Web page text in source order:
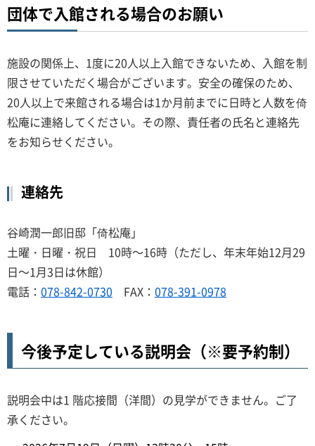
団体で入館される場合のお願い
施設の関係上、1度に20人以上入館できないため、入館を制
限させていただく場合がございます。安全の確保のため、
20人以上で来館される場合は1か月前までに日時と人数を倚
松庵に連絡してください。その際、責任者の氏名と連絡先
をお知らせください。
連絡先
谷崎潤一郎旧邸「倚松庵」
土曜・日曜・祝日 10時～16時（ただし、年末年始12月29
日～1月3日は休館）
電話： 078-842-0730 FAX： 078-391-0978
今後予定している説明会（※要予約制）
説明会中は1 階応接間（洋間）の見学ができません。ご了
承ください。